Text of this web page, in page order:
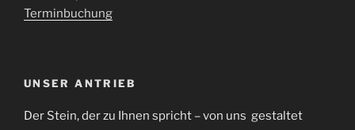
Terminbuchung
UNSER ANTRIEB
Der Stein, der zu Ihnen spricht – von uns gestaltet